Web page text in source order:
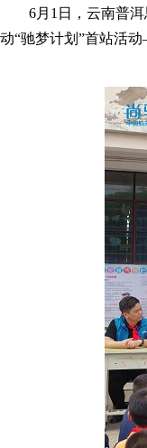
6月1日，云南普
动“驰梦计划”首站活